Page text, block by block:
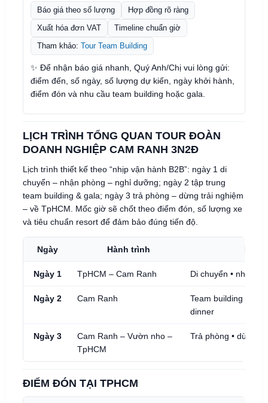
Báo giá theo số lượng
Hợp đồng rõ ràng
Xuất hóa đơn VAT
Timeline chuẩn giờ
Tham khảo: Tour Team Building
✨ Để nhận báo giá nhanh, Quý Anh/Chị vui lòng gửi:
điểm đến, số ngày, số lượng dự kiến, ngày khởi hành,
điểm đón và nhu cầu team building hoặc gala.
LỊCH TRÌNH TỔNG QUAN TOUR ĐOÀN
DOANH NGHIỆP CAM RANH 3N2Đ
Lịch trình thiết kế theo “nhịp vận hành B2B”: ngày 1 di
chuyển – nhận phòng – nghỉ dưỡng; ngày 2 tập trung
team building & gala; ngày 3 trả phòng – dừng trải nghiệm
– về TpHCM. Mốc giờ sẽ chốt theo điểm đón, số lượng xe
và tiêu chuẩn resort để đảm bảo đúng tiến độ.
Ngày Hành trình
Ngày 1 TpHCM – Cam Ranh Di chuyển • nhận
Ngày 2 Cam Ranh
Team building bãi
dinner
Ngày 3
Cam Ranh – Vườn nho –
TpHCM
Trả phòng • dừng
ĐIỂM ĐÓN TẠI TPHCM